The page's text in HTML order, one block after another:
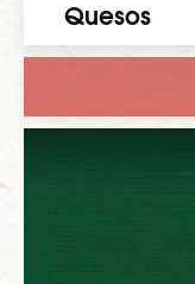
Quesos